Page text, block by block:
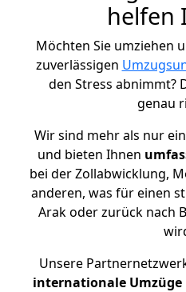
helfen
Möchten Sie umziehen
zuverlässigen
den Stress abnimmt?
genau
Wir sind mehr als nur
und bieten Ihnen
bei der Zollabwicklung,
anderen, was für einen
Arak oder zurück nach
Unsere
internationale Umzüge